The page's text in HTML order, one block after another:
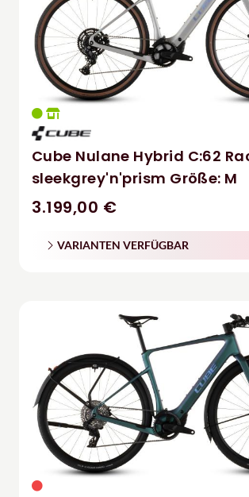
Cube Nulane Hybrid C:62
sleekgrey'n'prism Größe: M
3.199,00 €
VARIANTEN VERFÜGBAR